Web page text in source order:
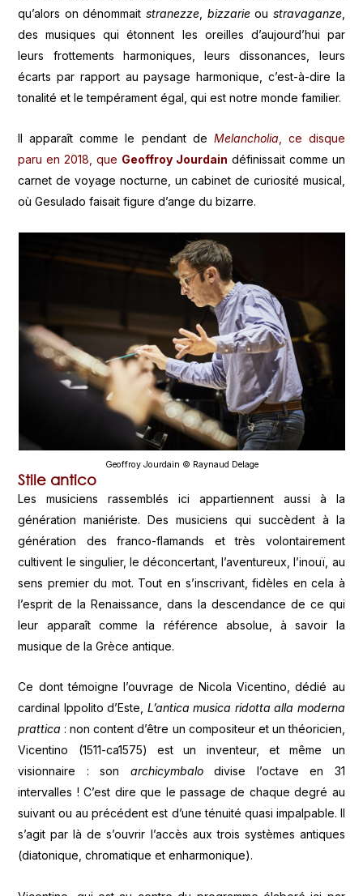
qu’alors on dénommait stranezze bizzarieou stravaganze,
des musiques qui étonnent les oreilles d’aujourd’hui par
leurs frottements harmoniques, leurs dissonances, leurs
écarts par rapport au paysage harmonique, c’est-à-dire la
tonalité et le tempérament égal, qui est notre monde familier.
Il apparaît comme le pendant de Melancholia, ce disque
paru en 2018, que Geoffroy Jourdain définissait comme un
carnet de voyage nocturne, un cabinet de curiosité musical,
où Gesulado faisait figure d’ange du bizarre.
Geoffroy Jourdain © Raynaud Delage
Stile antico
Les musiciens rassemblés ici appartiennent aussi à la
génération maniériste. Des musiciens qui succèdent à la
génération des franco-flamands et très volontairement
cultivent le singulier, le déconcertant, l’aventureux, l’inouï, au
sens premier du mot. Tout en s’inscrivant, fidèles en cela à
l’esprit de la Renaissance, dans la descendance de ce qui
leur apparaît comme la référence absolue, à savoir la
musique de la Grèce antique.
Ce dont témoigne l’ouvrage de Nicola Vicentino, dédié au
cardinal Ippolito d’Este, L’antica musica ridotta alla moderna
prattica : non content d’être un compositeur et un théoricien,
Vicentino (1511-ca1575) est un inventeur, et même un
visionnaire : son archicymbalodivise l’octave en 31
intervalles ! C’est dire que le passage de chaque degré au
suivant ou au précédent est d’une ténuité quasi impalpable. Il
s’agit par là de s’ouvrir l’accès aux trois systèmes antiques
(diatonique, chromatique et enharmonique).